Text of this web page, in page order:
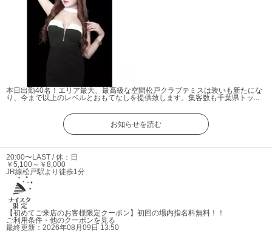
本日出勤40名！ エリア最大、最高級な空間松戸クラブテミスは装いも新たにな
り、今まで以上のレベルとおもてなしを提供致します。集客数も千葉県トッ...
お知らせを読む
20:00〜LAST / 休：日
￥5,100～￥8,000
JR線松戸駅より徒歩1分
【初めてご来店のお客様限定クーポン】 初回の場内指名料無料！！
ご利用条件・他のクーポンを見る
最終更新： 2026年08月09日 13:50